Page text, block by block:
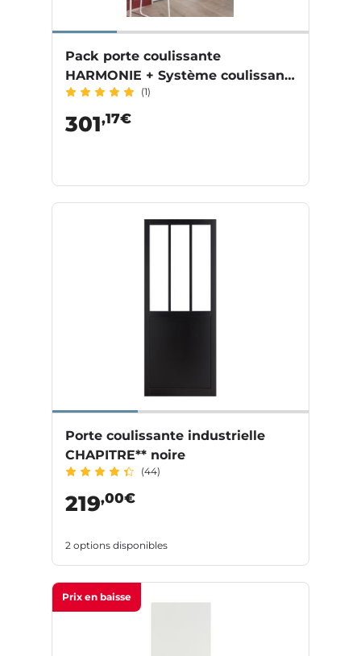
Pack porte coulissante
HARMONIE + Système coulissant
SCRIGNO OPENBOX
(1)
301,17€
Porte coulissante industrielle
CHAPITRE** noire
(44)
219,00€
2 options disponibles
Prix en baisse